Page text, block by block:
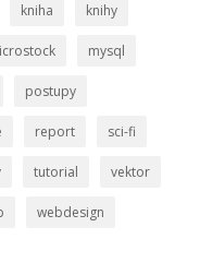
kniha knihy
mysql
postupy
report sci-fi
tutorial vektor
webdesign